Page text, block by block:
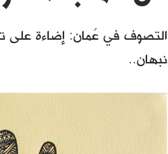
التصوف في عُمان: إضاءة على
نبهان..